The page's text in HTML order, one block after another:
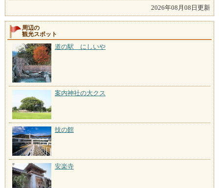
2026年08月08日更新
周辺の
観光スポット
道の駅 にしいや
案内神社の大クス
技の館
安楽寺